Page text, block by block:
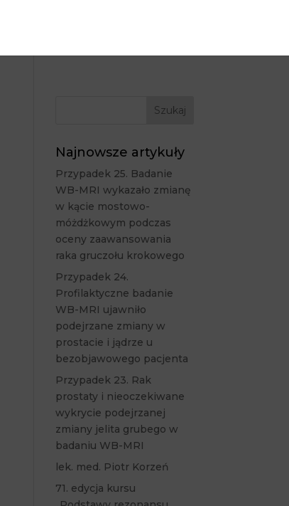
Najnowsze artykuły
Przypadek 25. Badanie
WB-MRI wykazało zmianę
w kącie mostowo-
móżdżkowym podczas
oceny zaawansowania
raka gruczołu krokowego
Przypadek 24.
Profilaktyczne badanie
WB-MRI ujawniło
podejrzane zmiany w
prostacie i jądrze u
bezobjawowego pacjenta
Przypadek 23. Rak
prostaty i nieoczekiwane
wykrycie podejrzanej
zmiany jelita grubego w
badaniu WB-MRI
lek. med. Piotr Korzeń
71. edycja kursu